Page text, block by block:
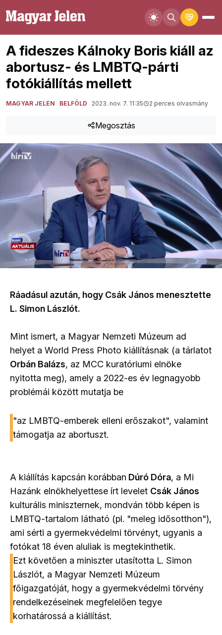
A fideszes Kálnoky Boris kiáll az
abortusz- és LMBTQ-párti
fotókiállítás mellett
MAGYAR JELEN BELFÖLD 2023. nov. 7. 11:35 2 perces olvasmány
Megosztás
Ráadásul azután, hogy Csák János menesztette
L. Simon Lászlót.
Mint ismert, a Magyar Nemzeti Múzeum ad
helyet a World Press Photo kiállításnak (a tárlatot
Orbán Balázs, az MCC kuratóriumi elnöke
nyitotta meg), amely a 2022-es év legnagyobb
problémái között mutatja be
"az LMBTQ-emberek elleni erőszakot", valamint
támogatja az abortuszt.
A kiállítás kapcsán korábban Dúró Dóra, a Mi
Hazánk elnökhelyettese írt levelet Csák János
kulturális miniszternek, mondván több képen is
LMBTQ-tartalom látható (pl. "meleg idősotthon"),
ami sérti a gyermekvédelmi törvényt, ugyanis a
fotókat 18 éven aluliak is megtekinthetik.
Ezt követően a miniszter utasította L. Simon
Lászlót, a Magyar Nemzeti Múzeum
főigazgatóját, hogy a gyermekvédelmi törvény
rendelkezéseinek megfelelően tegye
korhatárossá a kiállítást.